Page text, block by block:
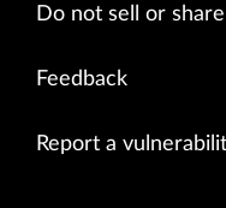
Do not sell or
Feedback
Report a